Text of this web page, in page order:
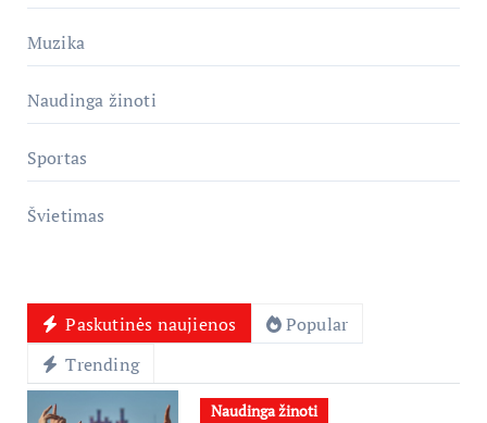
Muzika
Naudinga žinoti
Sportas
Švietimas
Paskutinės naujienos
Popular
Trending
Naudinga žinoti